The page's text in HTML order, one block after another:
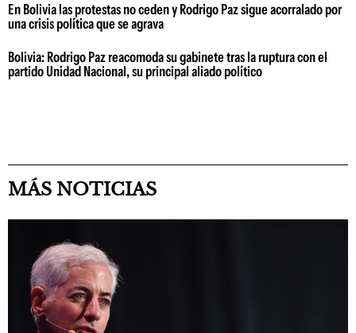
En Bolivia las protestas no ceden y Rodrigo Paz sigue acorralado por
una crisis política que se agrava
Bolivia: Rodrigo Paz reacomoda su gabinete tras la ruptura con el
partido Unidad Nacional, su principal aliado político
MÁS NOTICIAS